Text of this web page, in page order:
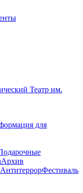
для
Архив
АнтитеррорФестиваль